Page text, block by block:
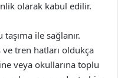
olarak kabul edilir.
ile sağlanır.
tren hatları oldukça
veya okullarına toplu